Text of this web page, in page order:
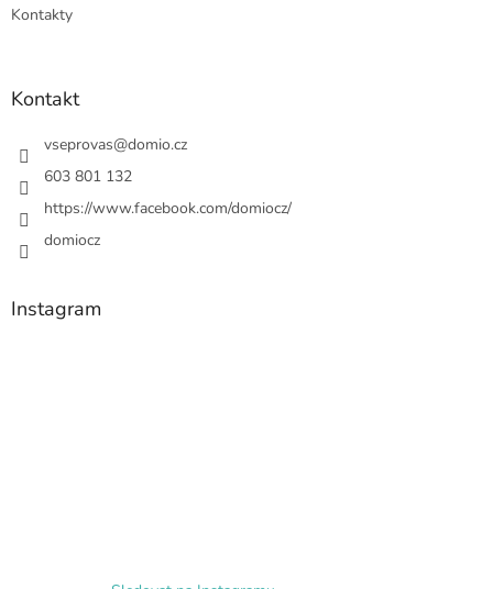
Kontakty
Kontakt
vseprovas@domio.cz
603 801 132
https://www.facebook.com/domiocz/
domiocz
Instagram